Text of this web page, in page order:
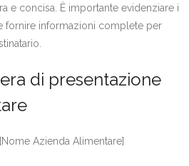
e concisa. È importante evidenziare i
fornire informazioni complete per
di presentazione
Azienda Alimentare]